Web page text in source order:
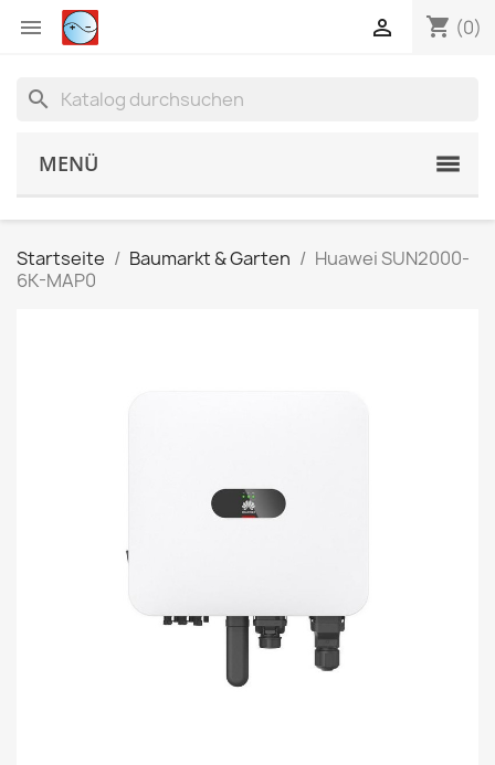
 shopping_cart (0)

search
MENÜ
Startseite Baumarkt & Garten
Huawei SUN2000-
6K-MAP0